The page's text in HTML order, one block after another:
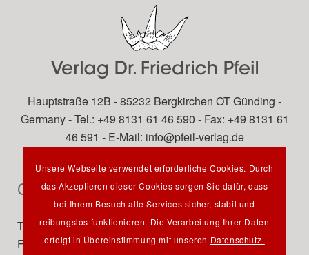
Hauptstraße 12B - 85232 Bergkirchen OT Günding -
Germany - Tel.: +49 8131 61 46 590 - Fax: +49 8131 61
46 591 - E-Mail: info@pfeil-verlag.de
Contact
Tel.: +49 89 742827-0
Fax: +49 89 7242772
Unsere Webseite verwendet erforderliche Cookies. Durch
das Akzeptieren dieser Cookies sorgen Sie dafür, dass
bei Ihrem Besuch alle Services sicher, stabil und
reibungslos funktionieren. Die Verarbeitung Ihrer Daten
erfolgt in Übereinstimmung mit unseren Datenschutz-